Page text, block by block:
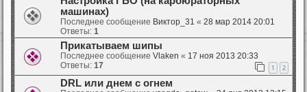
машинах)
Последнее сообщение Виктор_31 « 28 мар 2014 20:01
Ответы: 1
Прикатываем шипы
Последнее сообщение Vlaken « 17 ноя 2013 20:33
Ответы: 17 1 2
DRL или днем с огнем